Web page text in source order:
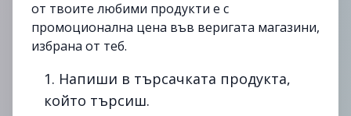
Сладолед Кит Кат (321г)
Сладолед Алома Премиум
от твоите любими продукти е с
промоционална цена във веригата магазини,
избрана от теб.
1. Напиши в търсачката продукта,
който търсиш.